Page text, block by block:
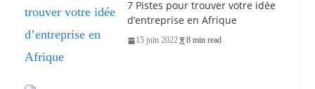
7 Pistes pour trouver votre idée
d’entreprise en Afrique
15 juin 2022 8 min read